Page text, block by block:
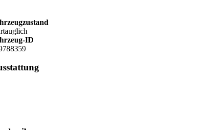
ID